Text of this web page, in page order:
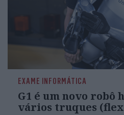
EXAME INFORMÁTICA
G1 é um novo robô
vários truques